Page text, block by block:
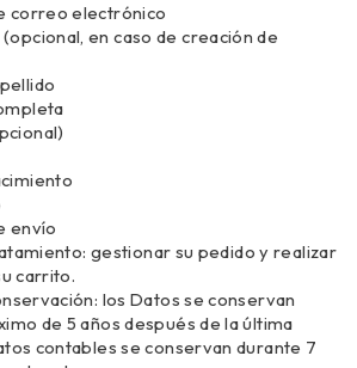
correo electrónico
en caso de creación de
envío
gestionar su pedido y realizar
carrito.
los Datos se conservan
de 5 años después de la última
contables se conservan durante 7